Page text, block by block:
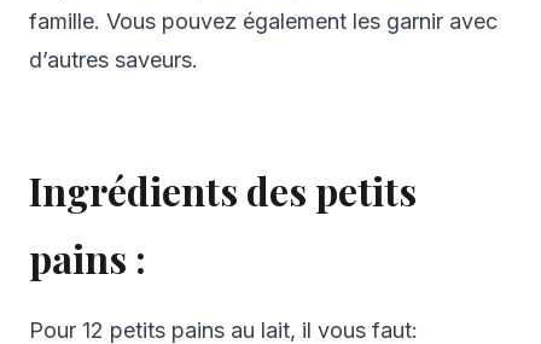
famille. Vous pouvez également les garnir avec
d’autres saveurs.
Ingrédients des petits
pains :
Pour 12 petits pains au lait, il vous faut: